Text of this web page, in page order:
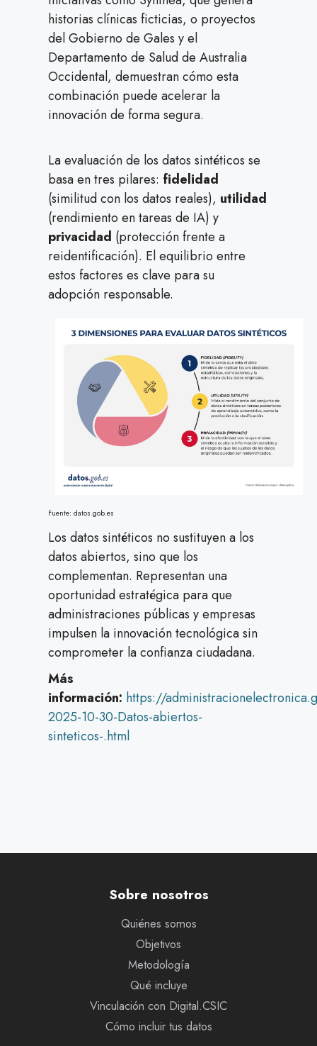
historias clínicas ficticias, o proyectos
del Gobierno de Gales y el
Departamento de Salud de Australia
Occidental, demuestran cómo esta
combinación puede acelerar la
innovación de forma segura.
La evaluación de los datos sintéticos se
basa en tres pilares: fidelidad
(similitud con los datos reales), utilidad
(rendimiento en tareas de IA) y
privacidad (protección frente a
reidentificación). El equilibrio entre
estos factores es clave para su
adopción responsable.
Fuente: datos.gob.es
Los datos sintéticos no sustituyen a los
datos abiertos, sino que los
complementan. Representan una
oportunidad estratégica para que
administraciones públicas y empresas
impulsen la innovación tecnológica sin
comprometer la confianza ciudadana.
Más
información: https://
2025-10-30-Datos-abiertos-
sinteticos-.html
Sobre nosotros
Quiénes somos
Objetivos
Metodología
Qué incluye
Vinculación con Digital.CSIC
Cómo incluir tus datos